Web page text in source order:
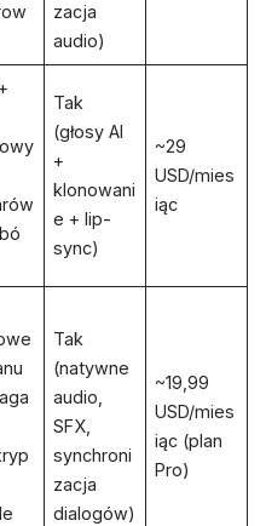
zacja
audio)
Tak
(głosy AI
+
klonowani
e + lip-
sync)
~29
USD/mies
iąc
Tak
(natywne
audio,
SFX,
synchroni
zacja
dialogów)
~19,99
USD/mies
iąc (plan
Pro)